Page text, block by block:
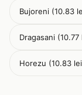
Bujoreni (10.83
Dragasani (10.77
Horezu (10.83